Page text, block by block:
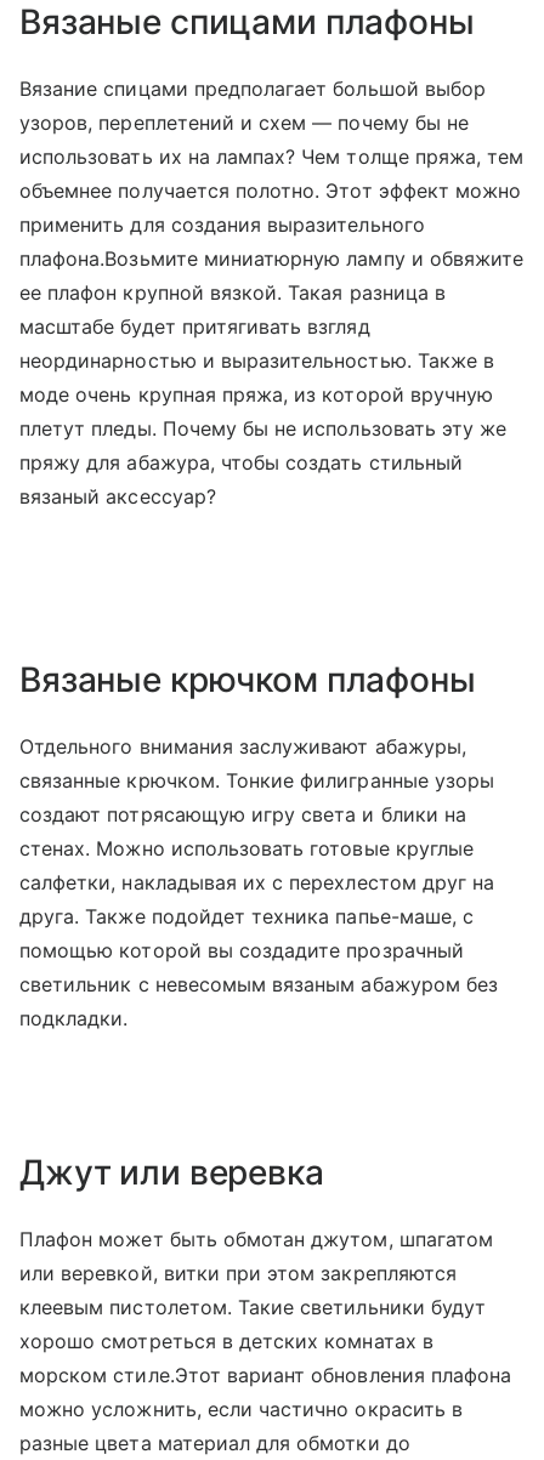
Вязаные спицами плафоны
Вязание спицами предполагает большой выбор
узоров, переплетений и схем — почему бы не
использовать их на лампах? Чем толще пряжа, тем
объемнее получается полотно. Этот эффект можно
применить для создания выразительного
плафона.Возьмите миниатюрную лампу и обвяжите
ее плафон крупной вязкой. Такая разница в
масштабе будет притягивать взгляд
неординарностью и выразительностью. Также в
моде очень крупная пряжа, из которой вручную
плетут пледы. Почему бы не использовать эту же
пряжу для абажура, чтобы создать стильный
вязаный аксессуар?
Вязаные крючком плафоны
Отдельного внимания заслуживают абажуры,
связанные крючком. Тонкие филигранные узоры
создают потрясающую игру света и блики на
стенах. Можно использовать готовые круглые
салфетки, накладывая их с перехлестом друг на
друга. Также подойдет техника папье-маше, с
помощью которой вы создадите прозрачный
светильник с невесомым вязаным абажуром без
подкладки.
Джут или веревка
Плафон может быть обмотан джутом, шпагатом
или веревкой, витки при этом закрепляются
клеевым пистолетом. Такие светильники будут
хорошо смотреться в детских комнатах в
морском стиле.Этот вариант обновления плафона
можно усложнить, если частично окрасить в
разные цвета материал для обмотки до